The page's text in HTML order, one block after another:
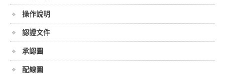
操作說明
認證文件
承認圖
配線圖